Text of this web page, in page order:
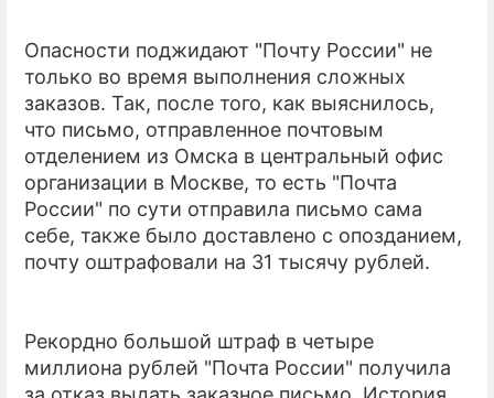
Опасности поджидают "Почту России" не
только во время выполнения сложных
заказов. Так, после того, как выяснилось,
что письмо, отправленное почтовым
отделением из Омска в центральный офис
организации в Москве, то есть "Почта
России" по сути отправила письмо сама
себе, также было доставлено с опозданием,
почту оштрафовали на 31 тысячу рублей.
Рекордно большой штраф в четыре
миллиона рублей "Почта России" получила